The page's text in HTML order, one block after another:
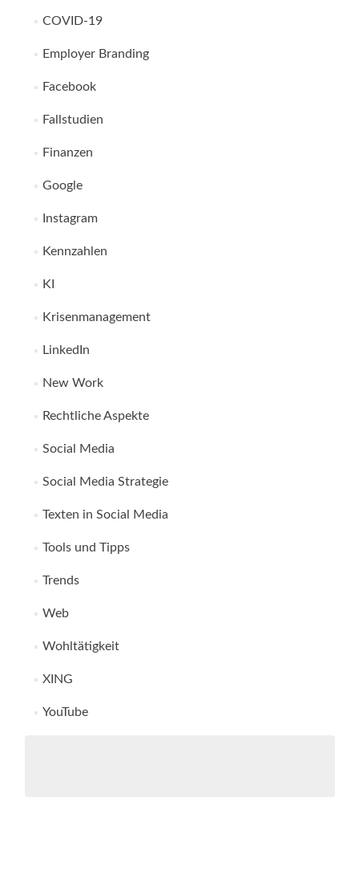
COVID-19
Employer Branding
Facebook
Fallstudien
Finanzen
Google
Instagram
Kennzahlen
KI
Krisenmanagement
LinkedIn
New Work
Rechtliche Aspekte
Social Media
Social Media Strategie
Texten in Social Media
Tools und Tipps
Trends
Web
Wohltätigkeit
XING
YouTube